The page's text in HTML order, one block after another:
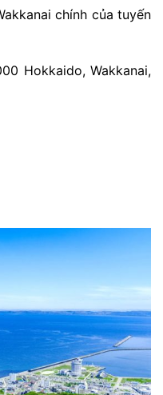
chính của tuyến
Hokkaido, Wakkanai,